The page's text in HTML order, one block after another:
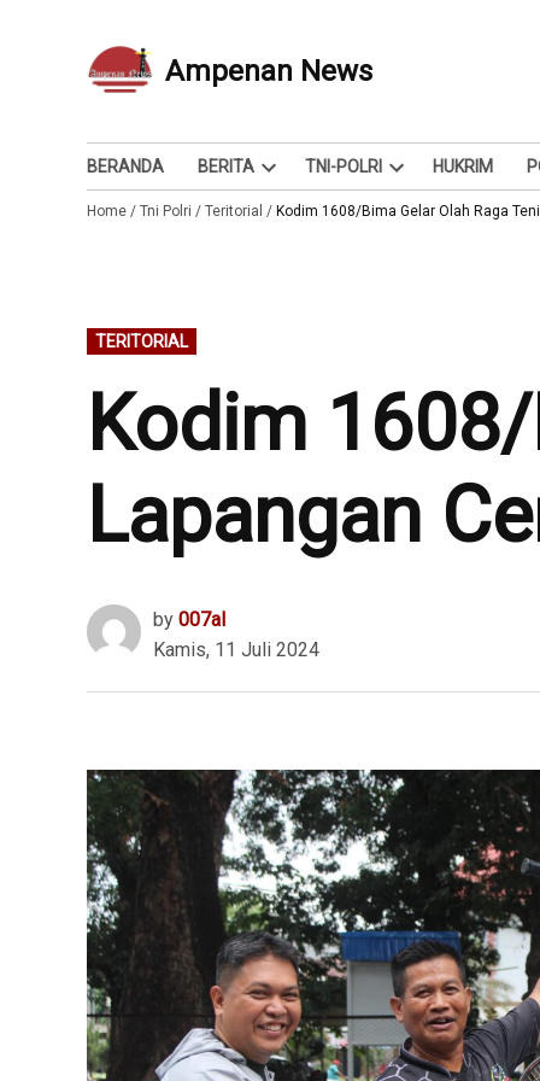
Ampenan News
Berita dan Info
BERANDA BERITA
Open
dropdown
TNI-POLRI
Open
dropdown
HUKRIM
Home / Tni Polri / Teritorial / Kodim 1608/Bima Gelar Olah Raga
POSTED
IN
TERITORIAL
Kodim
Lapangan
by 007al
Kamis, 11 Juli 2024